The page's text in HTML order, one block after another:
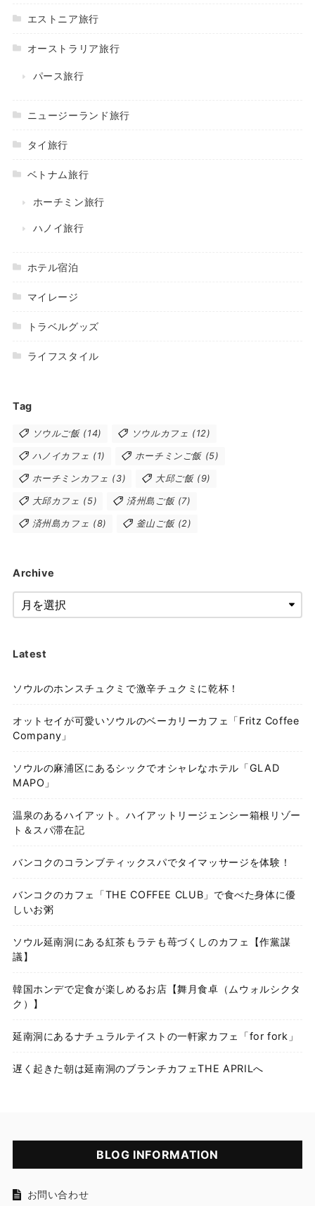
エストニア旅行
オーストラリア旅行
パース旅行
ニュージーランド旅行
タイ旅行
ベトナム旅行
ホーチミン旅行
ハノイ旅行
ホテル宿泊
マイレージ
トラベルグッズ
ライフスタイル
Tag
ソウルご飯(14) ソウルカフェ (12)
ハノイカフェ (1) ホーチミンご飯 (5)
ホーチミンカフェ (3) 大邱ご飯(9)
大邱カフェ (5) 済州島ご飯(7)
済州島カフェ (8) 釜山ご飯(2)
Archive
Latest
ソウルのホンスチュクミで激辛チュクミに乾杯！
オットセイが可愛いソウルのベーカリーカフェ「Fritz Coffee
Company」
ソウルの麻浦区にあるシックでオシャレなホテル「GLAD
MAPO」
温泉のあるハイアット。ハイアットリージェンシー箱根リゾー
ト＆スパ滞在記
バンコクのコランブティックスパでタイマッサージを体験！
バンコクのカフェ「THE COFFEE CLUB」で食べた身体に優
しいお粥
ソウル延南洞にある紅茶もラテも苺づくしのカフェ【作黨謀
議】
韓国ホンデで定食が楽しめるお店【舞月食卓（ムウォルシクタ
ク）】
延南洞にあるナチュラルテイストの一軒家カフェ「for fork」
遅く起きた朝は延南洞のブランチカフェTHE APRILへ
BLOG INFORMATION
お問い合わせ